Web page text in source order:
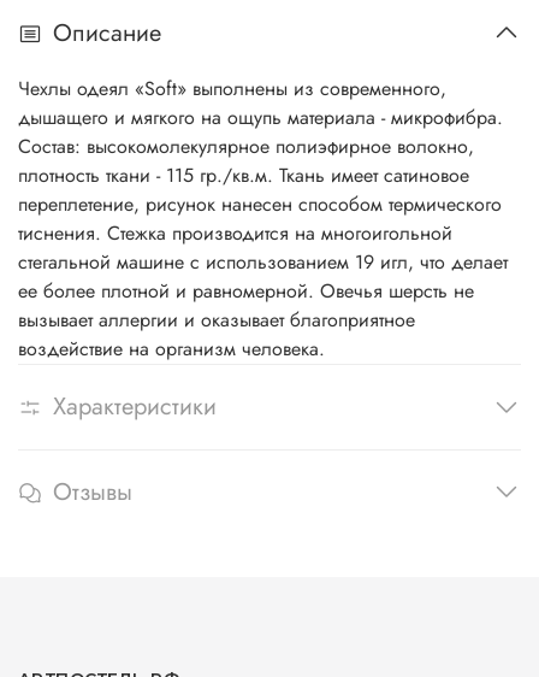
Описание
Чехлы одеял «Soft» выполнены из современного,
дышащего и мягкого на ощупь материала - микрофибра.
Состав: высокомолекулярное полиэфирное волокно,
плотность ткани - 115 гр./кв.м. Ткань имеет сатиновое
переплетение, рисунок нанесен способом термического
тиснения. Стежка производится на многоигольной
стегальной машине с использованием 19 игл, что делает
ее более плотной и равномерной. Овечья шерсть не
вызывает аллергии и оказывает благоприятное
воздействие на организм человека.
Характеристики
Отзывы